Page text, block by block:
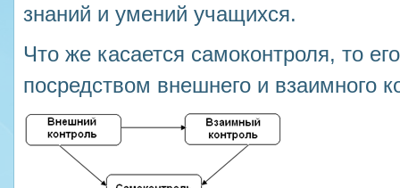
знаний и умений учащихся.
Что же касается самоконтроля, то
посредством внешнего и взаимного